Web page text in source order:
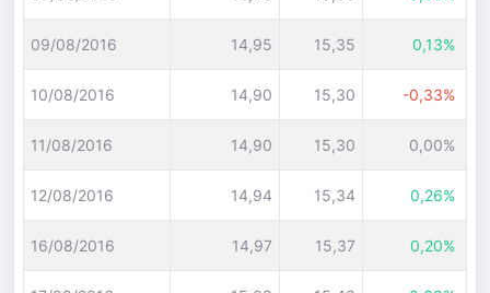
09/08/2016 14,95 15,35 0,13%
10/08/2016 14,90 15,30 -0,33%
11/08/2016 14,90 15,30 0,00%
12/08/2016 14,94 15,34 0,26%
16/08/2016 14,97 15,37 0,20%